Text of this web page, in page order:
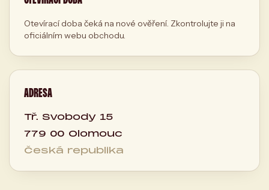
Otevírací doba čeká na nové ověření. Zkontrolujte ji na
oficiálním webu obchodu.
ADRESA
Tř. Svobody 15
779 00 Olomouc
Česká republika